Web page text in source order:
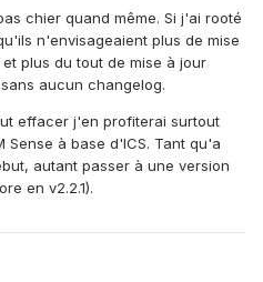
chier quand même. Si j'ai rooté
n'envisageaient plus de mise
plus du tout de mise à jour
aucun changelog.
effacer j'en profiterai surtout
Sense à base d'ICS. Tant qu'a
autant passer à une version
en v2.2.1).